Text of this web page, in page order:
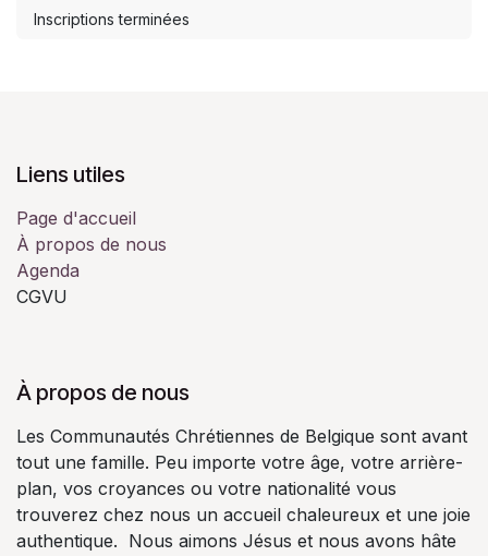
Inscriptions terminées
Liens utiles
Page d'accueil
À propos de nous
Agenda
CGVU
À propos de nous
Les Communautés Chrétiennes de Belgique sont avant
tout une famille. Peu importe votre âge, votre arrière-
plan, vos croyances ou votre nationalité vous
trouverez chez nous un accueil chaleureux et une joie
authentique. Nous aimons Jésus et nous avons hâte